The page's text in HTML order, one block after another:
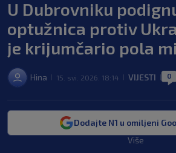
U Dubrovniku
optužnica protiv
je krijumčario pola
Hina 15. svi. 2026. 18:14 VIJESTI 0
Dodajte N1 u omiljeni
Više